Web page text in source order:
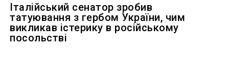
Італійський сенатор зробив
татуювання з гербом України, чим
викликав істерику в російському
посольстві